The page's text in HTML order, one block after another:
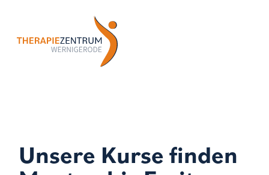
Unsere Kurse finden